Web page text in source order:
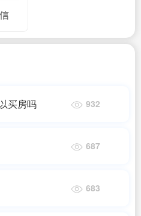
买房吗 932
687
683